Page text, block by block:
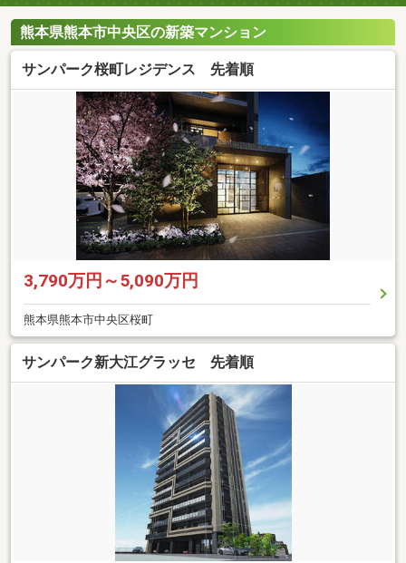
熊本県熊本市中央区の新築マンション
サンパーク桜町レジデンス 先着順
3,790万円～5,090万円
熊本県熊本市中央区桜町
サンパーク新大江グラッセ 先着順